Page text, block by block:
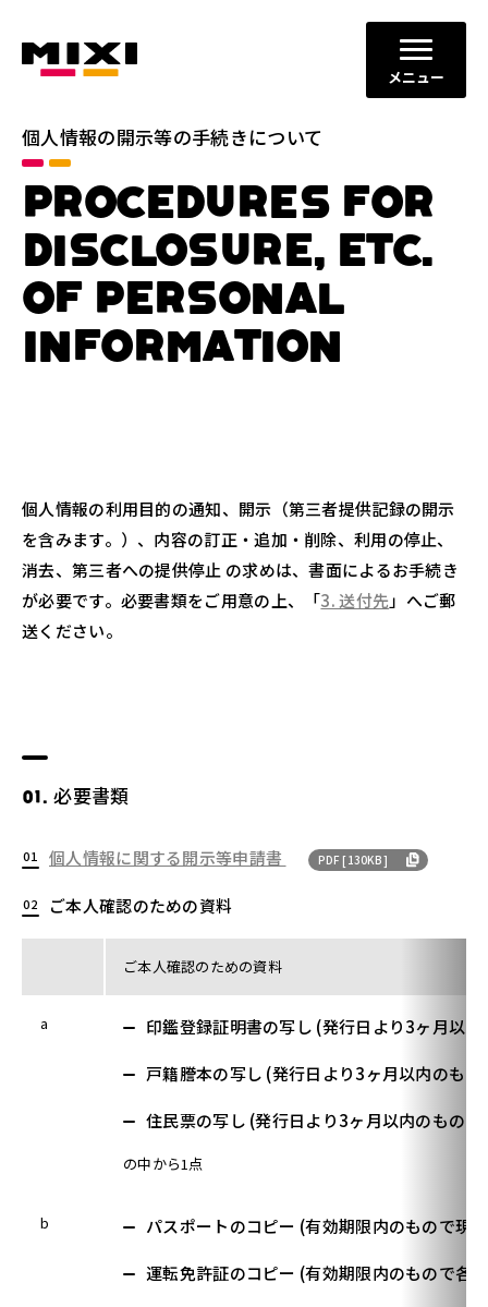
メニュー
個人情報の開示等の手続きについて
PROCEDURES FOR
DISCLOSURE, ETC.
OF PERSONAL
INFORMATION
個人情報の利用目的の通知、開示（第三者提供記録の開示
を含みます。）、内容の訂正・追加・削除、利用の停止、
消去、第三者への提供停止 の求めは、書面によるお手続き
が必要です。必要書類をご用意の上、「3. 送付先 」へご郵
送ください。
必要書類
個人情報に関する開示等申請書 PDF [130KB]
ご本人確認のための資料
ご本人確認のための資料
a 印鑑登録証明書の写し (発行日より3ヶ月以
戸籍謄本の写し (発行日より3ヶ月以内のもの)
住民票の写し (発行日より3ヶ月以内のもの)
の中から1点
b パスポートのコピー (有効期限内のもので現
運転免許証のコピー (有効期限内のもので各